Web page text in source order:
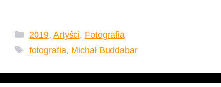
Kategorie
2019, Artyści, Fotografia
Tagi
fotografia, Michał Buddabar